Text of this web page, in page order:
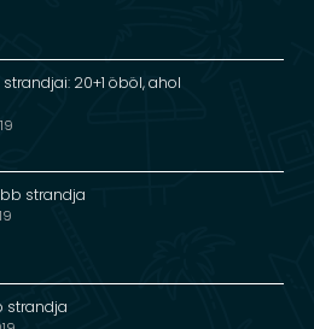
strandja
strandja